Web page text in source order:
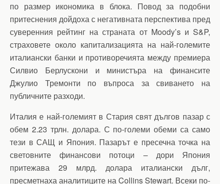
по размер икономика в блока. Повод за подобни
притеснения дойдоха с негативната перспектива пред
суверенния рейтинг на страната от Moody’s и S&P,
страховете около капитализацията на най-големите
италиански банки и противоречията между премиера
Силвио Берлускони и министъра на финансите
Джулио Тремонти по въпроса за свиването на
публичните разходи.
Италия е най-големият в Стария свят дългов пазар с
обем 2.23 трлн. долара. С по-големи обеми са само
тези в САЩ и Япония. Пазарът е пресечна точка на
световните финансови потоци – дори Япония
притежава 29 млрд. долара италиански дълг,
пресметнаха аналитиците на Collins Stewart. Всеки по-